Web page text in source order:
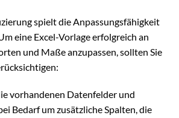
spielt die Anpassungsfähigkeit
eine Excel-Vorlage erfolgreich an
und Maße anzupassen, sollten Sie
vorhandenen Datenfelder und
Bedarf um zusätzliche Spalten, die